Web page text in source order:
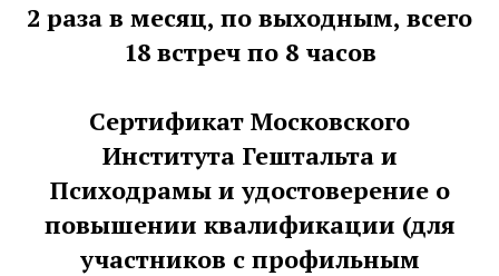
2 раза в месяц, по выходным, всего
18 встреч по 8 часов
Сертификат Московского
Института Гештальта и
Психодрамы и удостоверение о
повышении квалификации (для
участников с профильным